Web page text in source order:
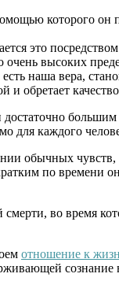
которого
это
очень высоких
наша вера,
обретает
для каждого
обычных
по времени
во время
отношение к
сознание